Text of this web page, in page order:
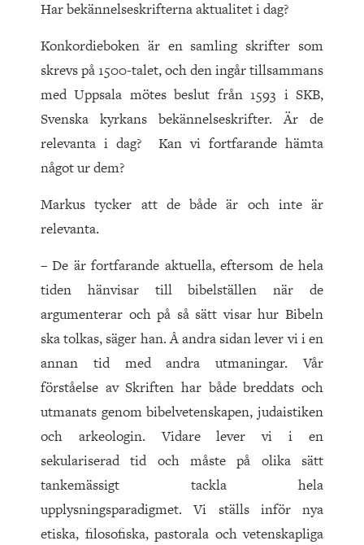
Har bekännelseskrifterna aktualitet i dag?
Konkordieboken är en samling skrifter som
skrevs på 1500-talet, och den ingår tillsammans
med Uppsala mötes beslut från 1593 i SKB,
Svenska kyrkans bekännelseskrifter. Är de
relevanta i dag? Kan vi fortfarande hämta
något ur dem?
Markus tycker att de både är och inte är
relevanta.
– De är fortfarande aktuella, eftersom de hela
tiden hänvisar till bibelställen när de
argumenterar och på så sätt visar hur Bibeln
ska tolkas, säger han. Å andra sidan lever vi i en
annan tid med andra utmaningar. Vår
förståelse av Skriften har både breddats och
utmanats genom bibelvetenskapen, judaistiken
och arkeologin. Vidare lever vi i en
sekulariserad tid och måste på olika sätt
tankemässigt tackla hela
upplysningsparadigmet. Vi ställs inför nya
etiska, filosofiska, pastorala och vetenskapliga